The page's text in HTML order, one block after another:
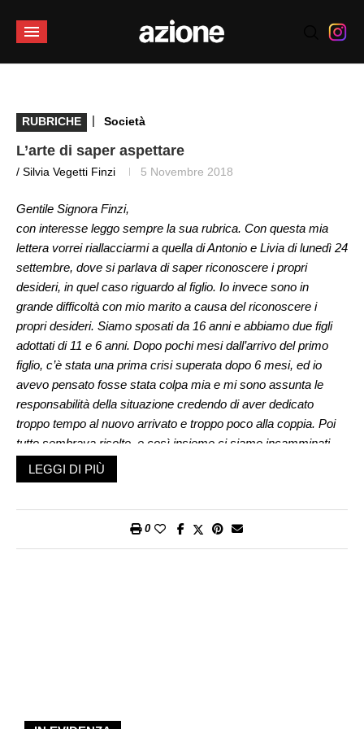
RUBRICHE | Società
L’arte di saper aspettare
/ Silvia Vegetti Finzi 5 Novembre 2018
Gentile Signora Finzi,
con interesse leggo sempre la sua rubrica. Con questa mia
lettera vorrei riallacciarmi a quella di Antonio e Livia di lunedì 24
settembre, dove si parlava di saper riconoscere i propri
desideri, in quel caso riguardo al figlio. Io invece sono in
grande difficoltà con mio marito a causa del riconoscere i
propri desideri. Siamo sposati da 16 anni e abbiamo due figli
adottati di 11 e 6 anni. Dopo pochi mesi dall’arrivo del primo
figlio, c’è stata una prima crisi superata dopo 6 mesi, ed io
avevo pensato fosse stata colpa mia e mi sono assunta le
responsabilità della situazione credendo di aver dedicato
troppo tempo al nuovo arrivato e troppo poco alla coppia. Poi
tutto sembrava risolto, e così insieme ci siamo incamminati
verso il secondo figlio. Dopo un anno dal suo arrivo, un’altra
crisi che dura da oltre un anno. Mio marito dice che ha bisogno
fino ad ora non lo rende autentico, lo ha fatto perché così
LEGGI DI PIÙ
0